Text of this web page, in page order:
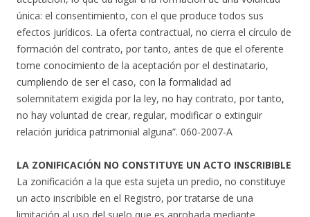
única: el consentimiento, con el que produce todos sus
efectos jurídicos. La oferta contractual, no cierra el círculo de
formación del contrato, por tanto, antes de que el oferente
tome conocimiento de la aceptación por el destinatario,
cumpliendo de ser el caso, con la formalidad ad
solemnitatem exigida por la ley, no hay contrato, por tanto,
no hay voluntad de crear, regular, modificar o extinguir
relación jurídica patrimonial alguna”. 060-2007-A
LA ZONIFICACIÓN NO CONSTITUYE UN ACTO INSCRIBIBLE
La zonificación a la que esta sujeta un predio, no constituye
un acto inscribible en el Registro, por tratarse de una